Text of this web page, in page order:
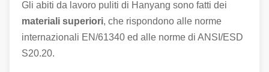
Gli abiti da lavoro puliti di Hanyang sono fatti dei
materiali superiori, che rispondono alle norme
internazionali EN/61340 ed alle norme di ANSI/ESD
S20.20.